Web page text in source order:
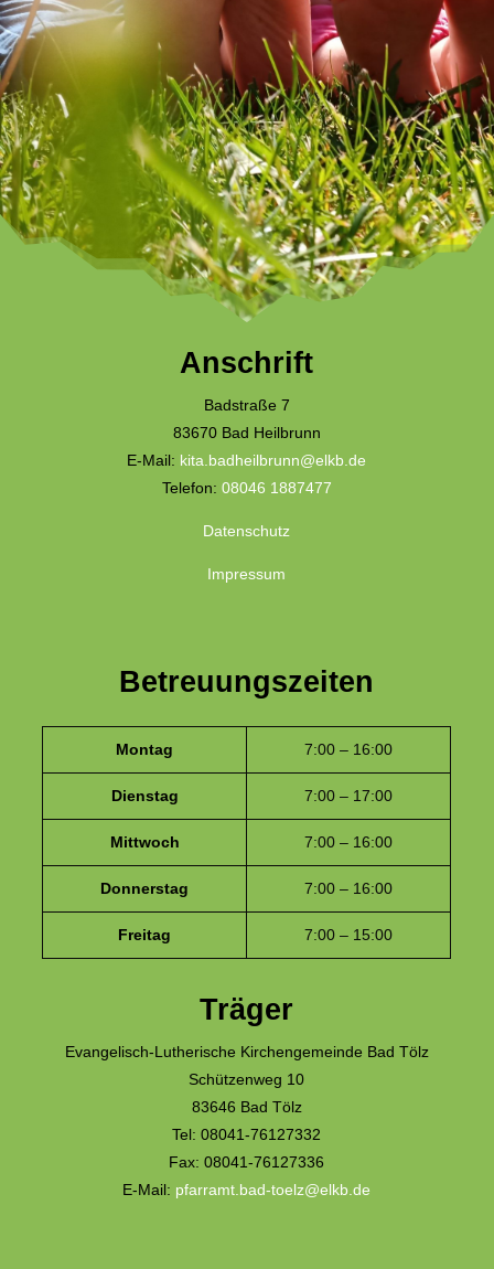
Anschrift
Badstraße 7
83670 Bad Heilbrunn
E-Mail: kita.badheilbrunn@elkb.de
Telefon: 08046 1887477
Datenschutz
Impressum
Betreuungszeiten
Montag 7:00 – 16:00
Dienstag 7:00 – 17:00
Mittwoch 7:00 – 16:00
Donnerstag 7:00 – 16:00
Freitag 7:00 – 15:00
Träger
Evangelisch-Lutherische Kirchengemeinde Bad Tölz
Schützenweg 10
83646 Bad Tölz
Tel: 08041-76127332
Fax: 08041-76127336
E-Mail: pfarramt.bad-toelz@elkb.de